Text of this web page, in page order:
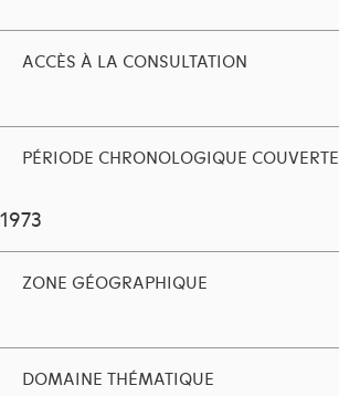
ACCÈS À LA CONSULTATION
PÉRIODE CHRONOLOGIQUE COUVERTE
1973
ZONE GÉOGRAPHIQUE
DOMAINE THÉMATIQUE